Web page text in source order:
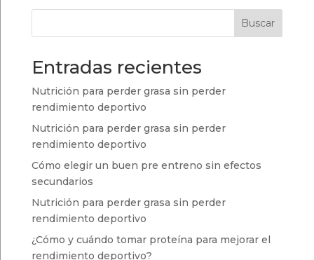
Buscar
Entradas recientes
Nutrición para perder grasa sin perder
rendimiento deportivo
Nutrición para perder grasa sin perder
rendimiento deportivo
Cómo elegir un buen pre entreno sin efectos
secundarios
Nutrición para perder grasa sin perder
rendimiento deportivo
¿Cómo y cuándo tomar proteína para mejorar el
rendimiento deportivo?